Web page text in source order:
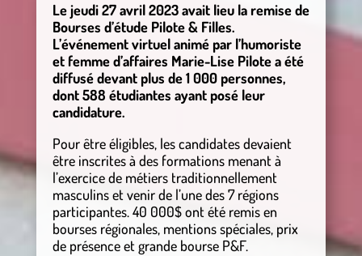
Le jeudi 27 avril 2023 avait lieu la remise de
Bourses d’étude Pilote & Filles.
L’événement virtuel animé par l’humoriste
et femme d’affaires Marie-Lise Pilote a été
diffusé devant plus de 1 000 personnes,
dont 588 étudiantes ayant posé leur
candidature.
Pour être éligibles, les candidates devaient
être inscrites à des formations menant à
l’exercice de métiers traditionnellement
masculins et venir de l’une des 7 régions
participantes. 40 000$ ont été remis en
bourses régionales, mentions spéciales, prix
de présence et grande bourse P&F.